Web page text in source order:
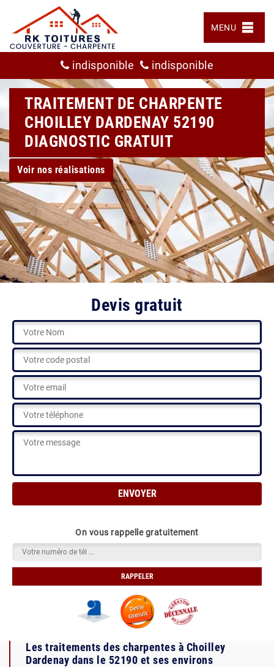
MENU
indisponible indisponible
TRAITEMENT DE CHARPENTE
CHOILLEY DARDENAY 52190
DIAGNOSTIC GRATUIT
Voir nos réalisations
Devis gratuit
On vous rappelle gratuitement
Les traitements des charpentes à Choilley
Dardenay dans le 52190 et ses environs